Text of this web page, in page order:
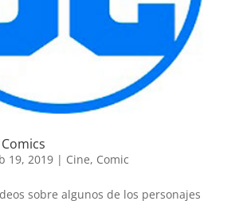
19, 2019| Cine, Comic
sobre algunos de los personajes